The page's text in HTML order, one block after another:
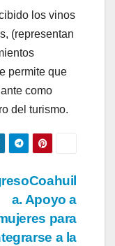
los vinos
(representan
permite que
como
del turismo.
a. Apoyo a
para
a la